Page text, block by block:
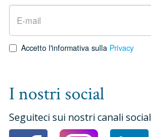
Accetto l'informativa sulla Privacy
I nostri social
Seguiteci sui nostri canali social